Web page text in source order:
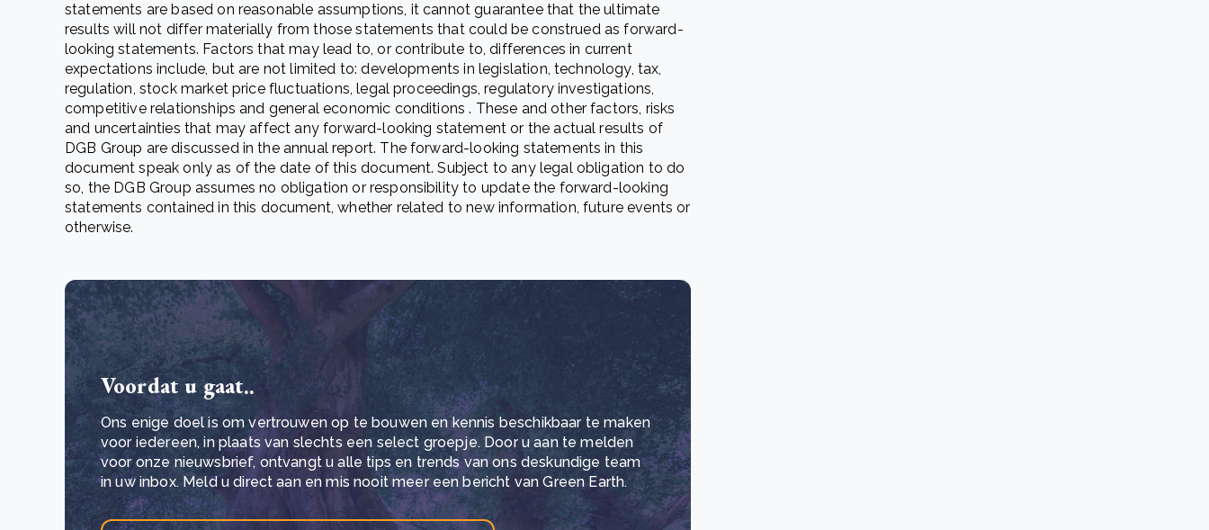
statements are based on reasonable assumptions, it cannot guarantee that the ultimate
results will not differ materially from those statements that could be construed as forward-
looking statements. Factors that may lead to, or contribute to, differences in current
expectations include, but are not limited to: developments in legislation, technology, tax,
regulation, stock market price fluctuations, legal proceedings, regulatory investigations,
competitive relationships and general economic conditions . These and other factors, risks
and uncertainties that may affect any forward-looking statement or the actual results of
DGB Group are discussed in the annual report. The forward-looking statements in this
document speak only as of the date of this document. Subject to any legal obligation to do
so, the DGB Group assumes no obligation or responsibility to update the forward-looking
statements contained in this document, whether related to new information, future events or
otherwise.
Voordat u gaat..
Ons enige doel is om vertrouwen op te bouwen en kennis beschikbaar te maken
voor iedereen, in plaats van slechts een select groepje. Door u aan te melden
voor onze nieuwsbrief, ontvangt u alle tips en trends van ons deskundige team
in uw inbox. Meld u direct aan en mis nooit meer een bericht van Green Earth.